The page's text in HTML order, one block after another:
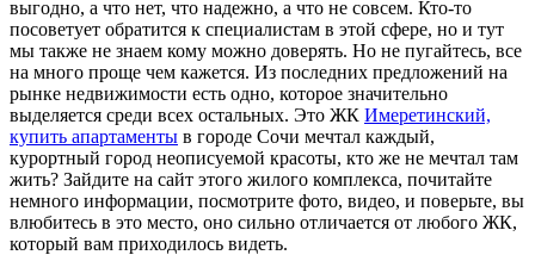
выгодно, а что нет, что надежно, а что не совсем. Кто-то
посоветует обратится к специалистам в этой сфере, но и тут
мы также не знаем кому можно доверять. Но не пугайтесь, все
на много проще чем кажется. Из последних предложений на
рынке недвижимости есть одно, которое значительно
выделяется среди всех остальных. Это ЖК Имеретинский,
купить апартаменты в городе Сочи мечтал каждый,
курортный город неописуемой красоты, кто же не мечтал там
жить? Зайдите на сайт этого жилого комплекса, почитайте
немного информации, посмотрите фото, видео, и поверьте, вы
влюбитесь в это место, оно сильно отличается от любого ЖК,
который вам приходилось видеть.